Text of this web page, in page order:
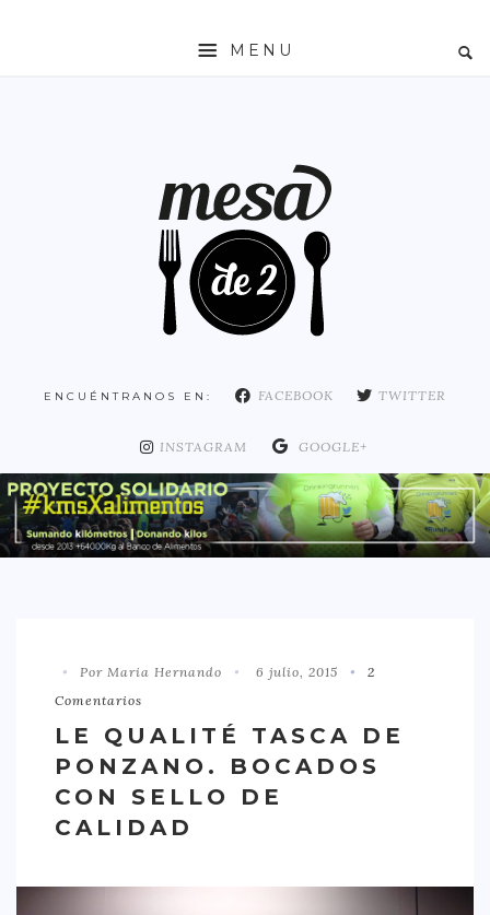
MENU
COMUNIDAD DE MADRID
DISTRITO ARGANZUELA
DISTRITO CHAMARTÍN
DISTRITO CHAMBERÍ
DISTRITO HORTALEZA
DISTRITO RETIRO
DISTRITO TETUÁN
OTROS
TIPO DE COMIDA
ENCUÉNTRANOS EN: FACEBOOK TWITTER
INSTAGRAM GOOGLE+
Por Maria Hernando 6 julio, 2015
2
Comentarios
LE QUALITÉ TASCA DE
PONZANO. BOCADOS
CON SELLO DE
CALIDAD